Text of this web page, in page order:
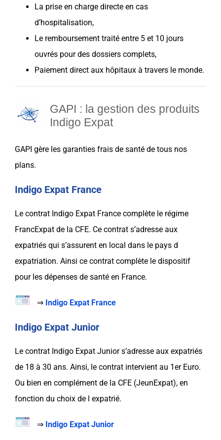
La prise en charge directe en cas
d’hospitalisation,
Le remboursement traité entre 5 et 10 jours
ouvrés pour des dossiers complets,
Paiement direct aux hôpitaux à travers le monde.
GAPI : la gestion des produits
Indigo Expat
GAPI gère les garanties frais de santé de tous nos
plans.
Indigo Expat France
Le contrat Indigo Expat France complète le régime
FrancExpat de la CFE. Ce contrat s’adresse aux
expatriés qui s’assurent en local dans le pays d
expatriation. Ainsi ce contrat complète le dispositif
pour les dépenses de santé en France.
⇒ Indigo Expat France
Indigo Expat Junior
Le contrat Indigo Expat Juniors’adresse aux expatriés
de 18 à 30 ans. Ainsi, le contrat intervient au 1er Euro.
Ou bien en complément de la CFE (JeunExpat), en
fonction du choix de l expatrié.
⇒ Indigo Expat Junior